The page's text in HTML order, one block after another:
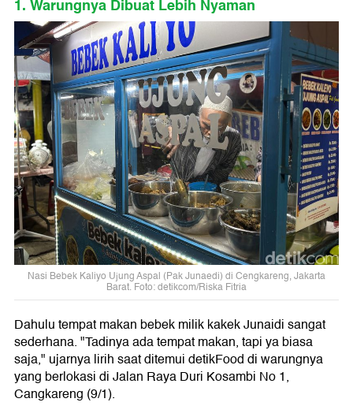
1. Warungnya Dibuat Lebih Nyaman
Nasi Bebek Kaliyo Ujung Aspal (Pak Junaedi) di Cengkareng, Jakarta
Barat. Foto: detikcom/Riska Fitria
Dahulu tempat makan bebek milik kakek Junaidi sangat
sederhana. "Tadinya ada tempat makan, tapi ya biasa
saja," ujarnya lirih saat ditemui detikFood di warungnya
yang berlokasi di Jalan Raya Duri Kosambi No 1,
Cangkareng (9/1).